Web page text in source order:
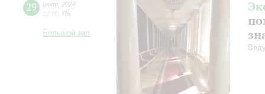
29 июля 2024
12:00 Пн
Большой зал